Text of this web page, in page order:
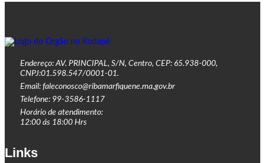
Endereço: AV. PRINCIPAL, S/N, Centro, CEP: 65.938-000,
CNPJ:01.598.547/0001-01.
Email: faleconosco@ribamarfiquene.ma.gov.br
Telefone: 99-3586-1117
Horário de atendimento:
12:00 ás 18:00 Hrs
Links